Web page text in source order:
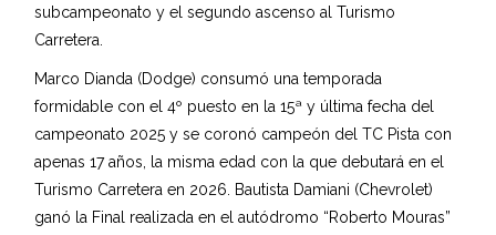
subcampeonato y el segundo ascenso al Turismo
Carretera.
Marco Dianda (Dodge) consumó una temporada
formidable con el 4º puesto en la 15ª y última fecha del
campeonato 2025 y se coronó campeón del TC Pista con
apenas 17 años, la misma edad con la que debutará en el
Turismo Carretera en 2026. Bautista Damiani (Chevrolet)
ganó la Final realizada en el autódromo “Roberto Mouras”